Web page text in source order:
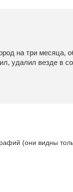
на три месяца,
удалил везде в
(они видны